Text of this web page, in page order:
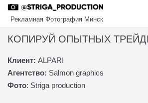
Перейти
к
содержимому
Рекламная Фотография Минск
РЕКЛАМА
ПЕРСОНАЛЬНЫЕ ФОТОСЕССИИ
КОПИРУЙ ОПЫТНЫХ
Клиент: ALPARI
Агентство: Salmon graphics
Фото: Striga production